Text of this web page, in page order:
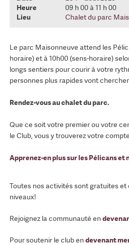
Heure
09 h 00 à 11 h 00
Lieu
Chalet du parc
Le parc Maisonneuve attend les
horaire) et à 10h00 (sens-horaire)
longs sentiers pour courir à votre
personnes plus rapides vont
Rendez-vous au chalet du parc.
Que ce soit votre premier ou votre
le Club, vous y trouverez votre
Apprenez-en plus sur les Pélicans et
Toutes nos activités sont gratuites et
niveaux!
Rejoignez la communauté en
Pour soutenir le club endevenant